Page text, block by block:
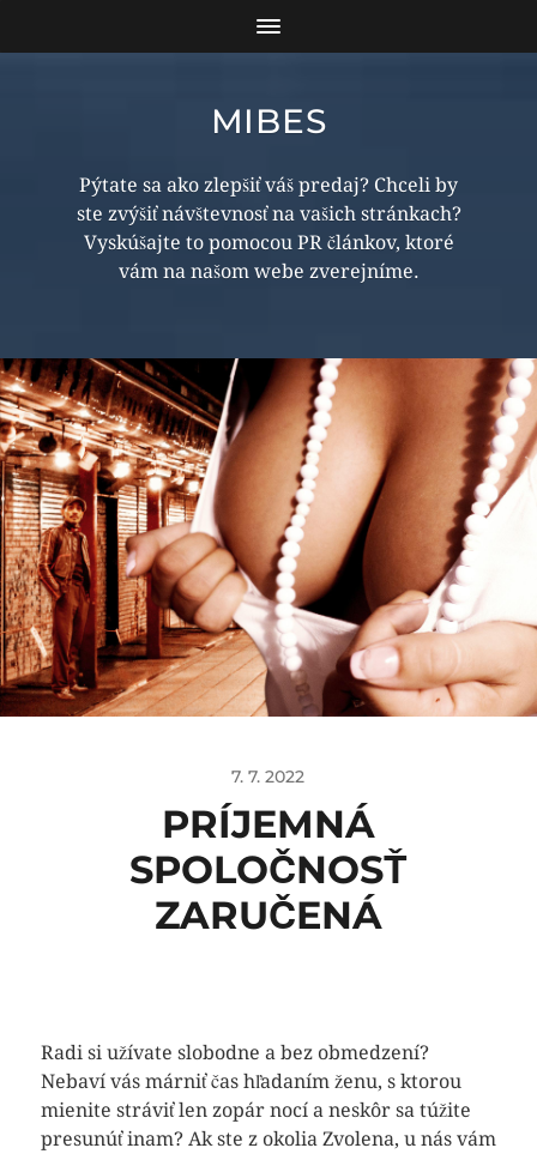
MIBES
Pýtate sa ako zlepšiť váš predaj? Chceli by
ste zvýšiť návštevnosť na vašich stránkach?
Vyskúšajte to pomocou PR článkov, ktoré
vám na našom webe zverejníme.
7. 7. 2022
PRÍJEMNÁ
SPOLOČNOSŤ
ZARUČENÁ
Radi si užívate slobodne a bez obmedzení?
Nebaví vás márniť čas hľadaním ženu, s ktorou
mienite stráviť len zopár nocí a neskôr sa túžite
presunúť inam? Ak ste z okolia Zvolena, u nás vám